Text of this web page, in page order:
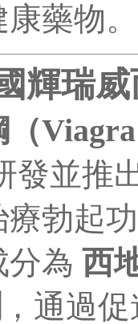
藥物。
輝瑞
（
發並推
勃起
分為 西
，通過